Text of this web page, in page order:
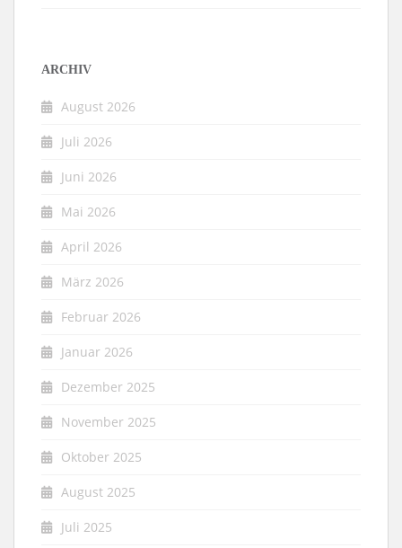
ARCHIV
August 2026
Juli 2026
Juni 2026
Mai 2026
April 2026
März 2026
Februar 2026
Januar 2026
Dezember 2025
November 2025
Oktober 2025
August 2025
Juli 2025